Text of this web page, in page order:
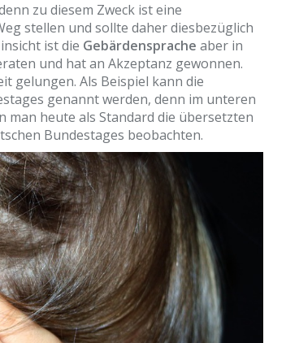
zu diesem Zweck ist eine
stellen und sollte daher diesbezüglich
ist die Gebärdensprache aber in
und hat an Akzeptanz gewonnen.
gelungen. Als Beispiel kann die
genannt werden, denn im unteren
man heute als Standard die übersetzten
Bundestages beobachten.